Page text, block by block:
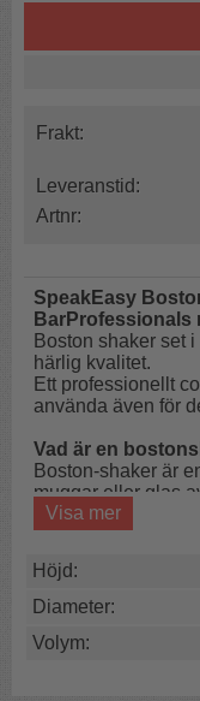
Frakt:
Leveranstid:
Artnr:
SpeakEasy
BarProfessionals
Boston shaker set
härlig kvalitet.
Ett professionellt
använda även för
Vad är en
Boston-shaker är
muggar eller glas
shaker.
Den dubbla
mindre del (ofta ett
Den är känd för sin
Visa mer
Höjd:
Diameter:
Volym: